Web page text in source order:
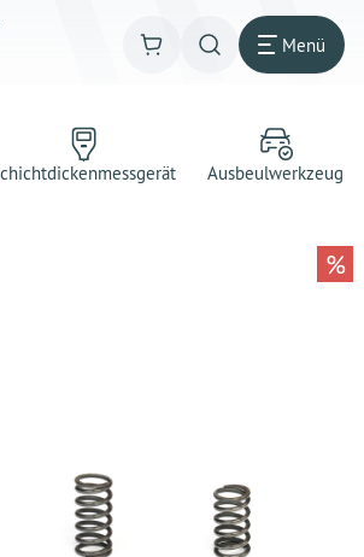
Menü
Ausbeulwerkzeug
%